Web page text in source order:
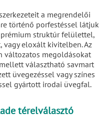
a megrendelői
történő porfestéssel látjuk
struktúr felülettel,
vagy eloxált kivitelben. Az
változatos megoldásokat
választható savmart
üvegezéssel vagy színes
gyártott irodai üvegfal.
térelválasztó